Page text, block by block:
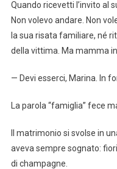
Quando ricevetti l’invito al
Non volevo andare. Non
la sua risata familiare, né
della vittima. Ma mamma
— Devi esserci, Marina. In
La parola “famiglia” fece
Il matrimonio si svolse in
aveva sempre sognato:
di champagne.